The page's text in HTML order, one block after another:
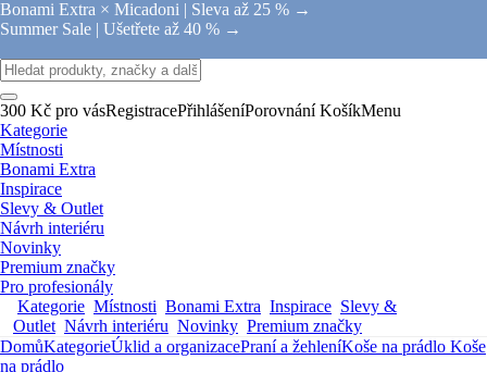
Bonami Extra × Micadoni | Sleva až 25 % →
Summer Sale | Ušetřete až 40 % →
300 Kč pro vásRegistracePřihlášeníPorovnání KošíkMenu
Kategorie
Místnosti
Bonami Extra
Inspirace
Slevy & Outlet
Návrh interiéru
Novinky
Premium značky
Pro profesionály
Kategorie Místnosti Bonami Extra Inspirace Slevy &
Outlet Návrh interiéru Novinky Premium značky
DomůKategorieÚklid a organizacePraní a žehleníKoše na prádlo Koše
na prádlo